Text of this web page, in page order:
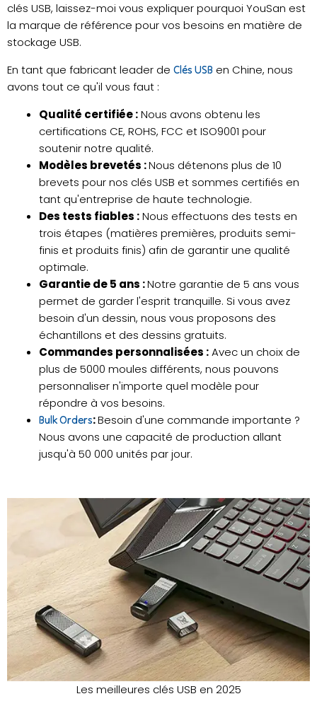
clés USB, laissez-moi vous expliquer pourquoi YouSan est
la marque de référence pour vos besoins en matière de
stockage USB.
En tant que fabricant leader de Clés USB en Chine, nous
avons tout ce qu'il vous faut :
Qualité certifiée :Nous avons obtenu les
certifications CE, ROHS, FCC et ISO9001 pour
soutenir notre qualité.
Modèles brevetés :Nous détenons plus de 10
brevets pour nos clés USB et sommes certifiés en
tant qu'entreprise de haute technologie.
Des tests fiables :Nous effectuons des tests en
trois étapes (matières premières, produits semi-
finis et produits finis) afin de garantir une qualité
optimale.
Garantie de 5 ans :Notre garantie de 5 ans vous
permet de garder l'esprit tranquille. Si vous avez
besoin d'un dessin, nous vous proposons des
échantillons et des dessins gratuits.
Commandes personnalisées :Avec un choix de
plus de 5000 moules différents, nous pouvons
personnaliser n'importe quel modèle pour
répondre à vos besoins.
Bulk Orders:Besoin d'une commande importante ?
Nous avons une capacité de production allant
jusqu'à 50 000 unités par jour.
Les meilleures clés USB en 2025